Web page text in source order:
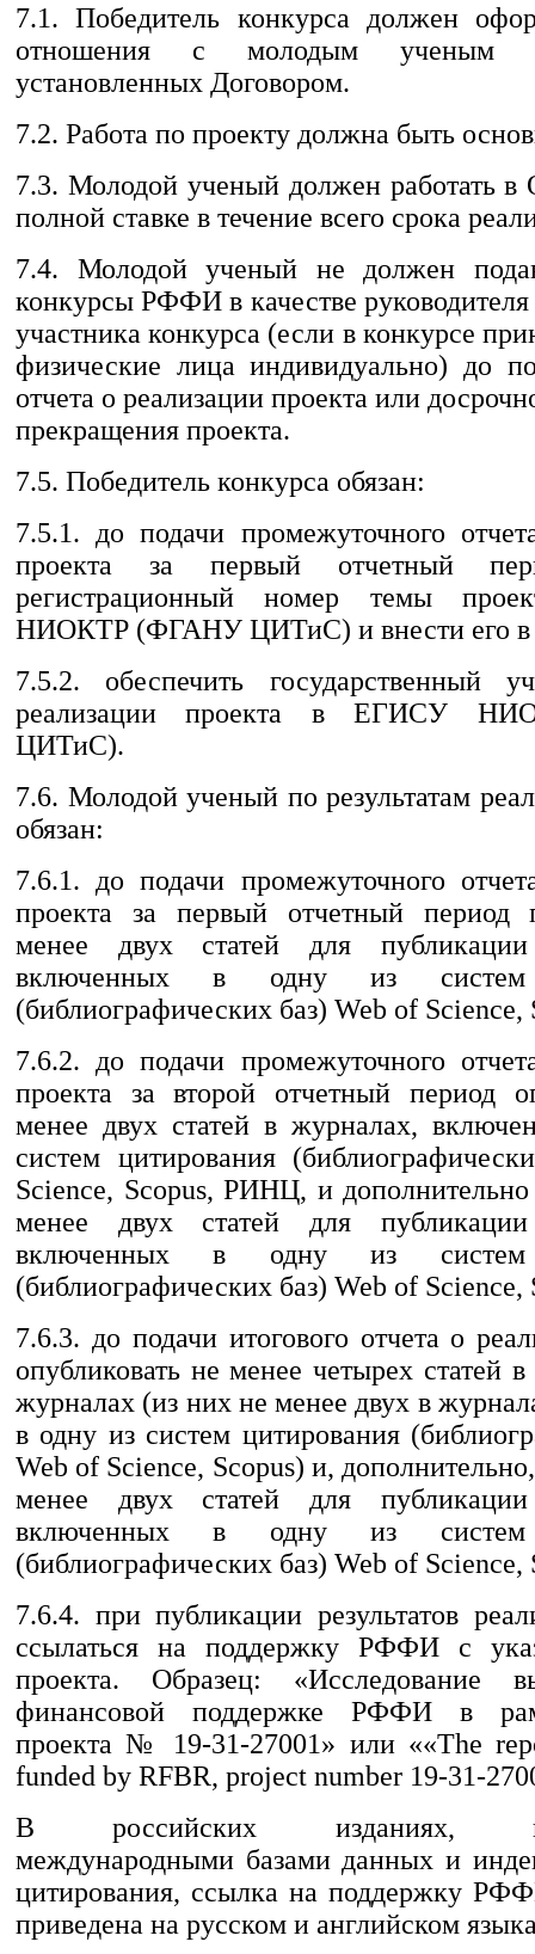
7.1. Победитель конкурса должен
отношения с молодым ученым
установленных Договором.
7.2. Работа по проекту должна быть
7.3. Молодой ученый должен работать в
полной ставке в течение всего срока
7.4. Молодой ученый не должен
конкурсы РФФИ в качестве руководителя
участника конкурса (если в конкурсе
физические лица индивидуально) до
отчета о реализации проекта или
прекращения проекта.
7.5. Победитель конкурса обязан:
7.5.1. до подачи промежуточного
проекта за первый отчетный
регистрационный номер темы
НИОКТР (ФГАНУ ЦИТиС) и внести его
7.5.2. обеспечить государственный
реализации проекта в ЕГИСУ
ЦИТиС).
7.6. Молодой ученый по результатам
обязан:
7.6.1. до подачи промежуточного
проекта за первый отчетный период
менее двух статей для
включенных в одну из систем
(библиографических баз) Web of
7.6.2. до подачи промежуточного
проекта за второй отчетный период
менее двух статей в журналах,
систем цитирования
Science, Scopus, РИНЦ, и дополнительно
менее двух статей для
включенных в одну из систем
(библиографических баз) Web of
7.6.3. до подачи итогового отчета о
опубликовать не менее четырех статей
журналах (из них не менее двух в
в одну из систем цитирования
Web of Science, Scopus) и,
менее двух статей для
включенных в одну из систем
(библиографических баз) Web of
7.6.4. при публикации результатов
ссылаться на поддержку РФФИ с
проекта. Образец: «Исследование
финансовой поддержке РФФИ в
проекта № 19-31-27001» или ««The
funded by RFBR, project number 19-31-
В российских изданиях,
международными базами данных и
цитирования, ссылка на поддержку
приведена на русском и английском